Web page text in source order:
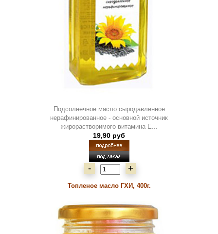
Подсолнечное масло сыродавленное
нерафинированное - основной источник
жирорастворимого витамина Е...
19,90 руб
- +
Топленое масло ГХИ, 400г.